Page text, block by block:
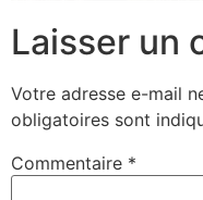
Laisser un
Votre adresse e-mail
obligatoires sont
Commentaire *